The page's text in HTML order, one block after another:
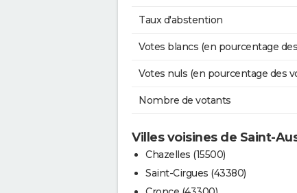
Taux d'abstention
Votes blancs (en pourcentage
Votes nuls (en pourcentage des
Nombre de votants
Villes voisines de Saint-
Chazelles (15500)
Saint-Cirgues (43380)